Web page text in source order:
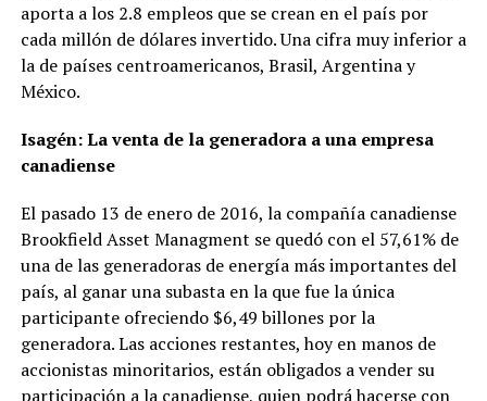
aporta a los 2.8 empleos que se crean en el país por
cada millón de dólares invertido. Una cifra muy inferior a
la de países centroamericanos, Brasil, Argentina y
México.
Isagén: La venta de la generadora a una empresa
canadiense
El pasado 13 de enero de 2016, la compañía canadiense
Brookfield Asset Managment se quedó con el 57,61% de
una de las generadoras de energía más importantes del
país, al ganar una subasta en la que fue la única
participante ofreciendo $6,49 billones por la
generadora. Las acciones restantes, hoy en manos de
accionistas minoritarios, están obligados a vender su
participación a la canadiense, quien podrá hacerse con